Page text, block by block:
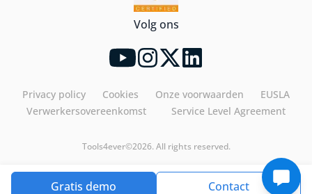
Gratis demo Contact
Volg ons
Privacy policy Cookies Onze voorwaarden
EUSLA
Verwerkersovereenkomst
Service Level Agreement
Tools4ever©2026. All rights reserved.